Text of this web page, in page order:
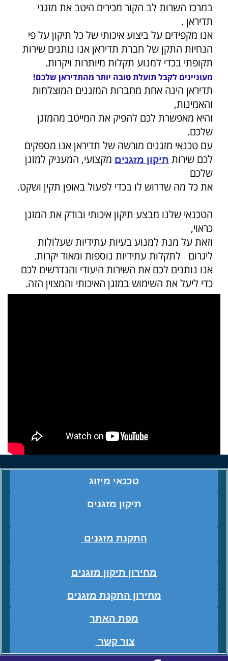
במרכז השרות לב הקור מכירים היטב את מזגני
תדיראן .
אנו מקפידים על ביצוע איכותי של כל תיקון על פי
הנחיות התקן של חברת תדיראן אנו נותנים שירות
תקופתי בכדי למנוע תקלות מיותרות ויקרות.
מעוניינים לקבל תועלת טובה יותר מהתדיראן שלכם!
תדיראן הינה אחת מחברות המזגנים המוצלחות
והאמינות,
והיא מאפשרת לכם להפיק את המייטב מהמזגן
שלכם.
עם טכנאי מזגנים מורשה של תדיראן אנו מספקים
לכם שירות תיקון מזגנים מקצועי, המעניק למזגן
שלכם
את כל מה שדרוש לו בכדי לפעול באופן תקין ושקט.
הטכנאי שלנו מבצע תיקון איכותי ובודק את המזגן
כראוי,
וזאת על מנת למנוע בעיות עתידיות שעלולות
ליגרום לתקלות עתידיות נוספות ומאוד יקרות.
אנו נותנים לכם את השירות היעודי והנדרשים לכם
כדי ליעל את השימוש במזגן האיכותי והמצוין הזה.
טכנאי מיזוג
תיקון מזגנים
התקנת מזגנים
מחירון תיקון מזגנים
מחירון התקנת מזגנים
מפת האתר
צור קשר